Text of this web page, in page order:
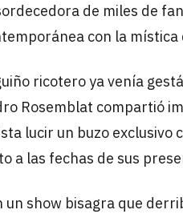
de miles de
con la mística
ricotero ya venía
Rosemblat compartió
lucir un buzo exclusivo
a las fechas de sus
un show bisagra que